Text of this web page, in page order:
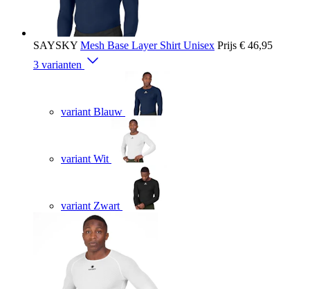
SAYSKY Mesh Base Layer Shirt Unisex Prijs € 46,95
3 varianten
variant Blauw
variant Wit
variant Zwart